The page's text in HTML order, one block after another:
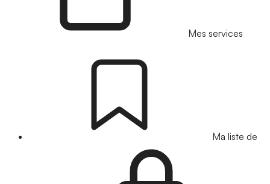
Mes services
Ma liste de